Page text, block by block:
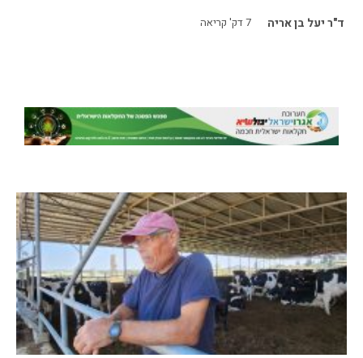
ד"ר יעל בן אריה 7דק' קריאה